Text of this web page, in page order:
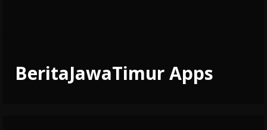
BeritaJawaTimur Apps